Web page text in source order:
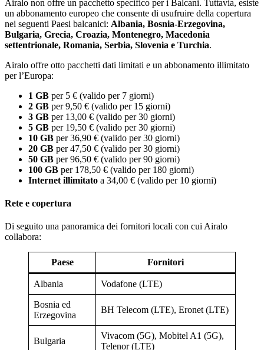
Airalo non offre un pacchetto specifico per i Balcani. Tuttavia, esiste
un abbonamento europeo che consente di usufruire della copertura
nei seguenti Paesi balcanici: Albania, Bosnia-Erzegovina,
Bulgaria, Grecia, Croazia, Montenegro, Macedonia
settentrionale, Romania, Serbia, Slovenia e Turchia.
Airalo offre otto pacchetti dati limitati e un abbonamento illimitato
per l’Europa:
1 GB per 5 € (valido per 7 giorni)
2 GB per 9,50 € (valido per 15 giorni)
3 GB per 13,00 € (valido per 30 giorni)
5 GB per 19,50 € (valido per 30 giorni)
10 GB per 36,90 € (valido per 30 giorni)
20 GB per 47,50 € (valido per 30 giorni)
50 GB per 96,50 € (valido per 90 giorni)
100 GB per 178,50 € (valido per 180 giorni)
Internet illimitato a 34,00 € (valido per 10 giorni)
Rete e copertura
Di seguito una panoramica dei fornitori locali con cui Airalo
collabora:
Paese Fornitori
Albania Vodafone (LTE)
Bosnia ed
Erzegovina
BH Telecom (LTE), Eronet (LTE)
Bulgaria
Vivacom (5G), Mobitel A1 (5G),
Telenor (LTE)